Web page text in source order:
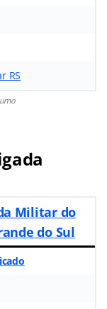
RS
Militar do
do Sul